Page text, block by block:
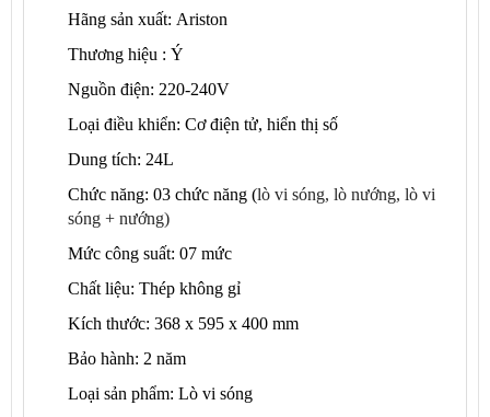
Hãng sản xuất: Ariston
Thương hiệu : Ý
Nguồn điện: 220-240V
Loại điều khiển: Cơ điện tử, hiển thị số
Dung tích: 24L
Chức năng: 03 chức năng (lò vi sóng, lò nướng, lò vi
sóng + nướng)
Mức công suất: 07 mức
Chất liệu: Thép không gỉ
Kích thước: 368 x 595 x 400 mm
Bảo hành: 2 năm
Loại sản phẩm: Lò vi sóng